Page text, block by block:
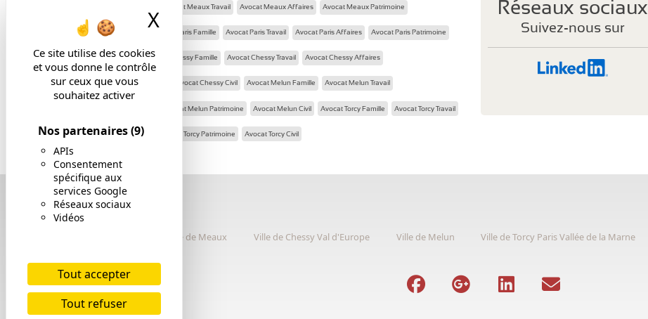
Ce site utilise des cookies
et vous donne le contrôle
sur ceux que vous
souhaitez activer
Nos partenaires(9)
APIs
Consentement
spécifique aux
services Google
Réseaux sociaux
Vidéos
Tout accepter
Tout refuser
X Masquer le bandeau des cookies
Avocat Meaux Travail Avocat Meaux Affaires Avocat Meaux Patrimoine
Avocat Meaux Civil Avocat Paris Famille Avocat Paris Travail Avocat Paris Affaires Avocat Paris Patrimoine
Avocat Paris Civil Avocat Chessy Famille Avocat Chessy Travail Avocat Chessy Affaires
Avocat Chessy Patrimoine Avocat Chessy Civil Avocat Melun Famille Avocat Melun Travail
Avocat Melun Patrimoine Avocat Melun Civil Avocat Torcy Famille Avocat Torcy Travail
Avocat Torcy Affaires Avocat Torcy Patrimoine Avocat Torcy Civil
Réseaux sociaux
Suivez-nous sur
Ville de Meaux Ville de Chessy Val d'Europe Ville de Melun Ville de Torcy Paris Vallée de la Marne